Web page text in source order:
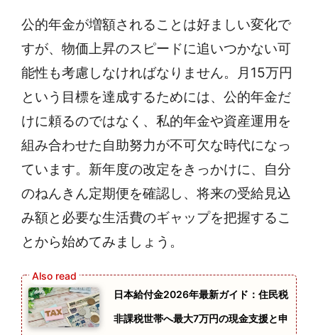
公的年金が増額されることは好ましい変化で
すが、物価上昇のスピードに追いつかない可
能性も考慮しなければなりません。月15万円
という目標を達成するためには、公的年金だ
けに頼るのではなく、私的年金や資産運用を
組み合わせた自助努力が不可欠な時代になっ
ています。新年度の改定をきっかけに、自分
のねんきん定期便を確認し、将来の受給見込
み額と必要な生活費のギャップを把握するこ
とから始めてみましょう。
日本給付金2026年最新ガイド：住民税
非課税世帯へ最大7万円の現金支援と申